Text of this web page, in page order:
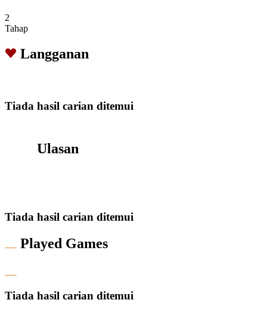
2
Tahap
Langganan
Tiada hasil carian ditemui
Ulasan
Tiada hasil carian ditemui
Played Games
Tiada hasil carian ditemui